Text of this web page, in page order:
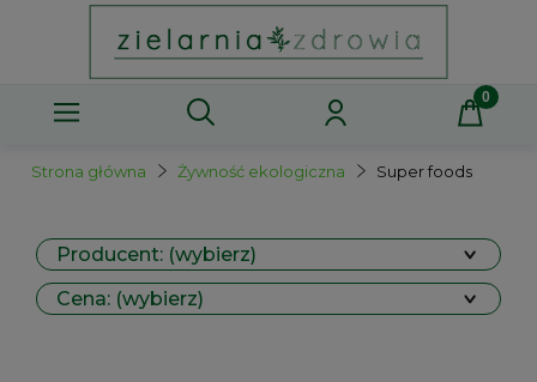
Strona główna Żywność ekologiczna Super foods
Producent: (wybierz)
Cena: (wybierz)